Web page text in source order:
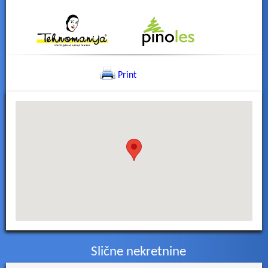
Print
Slične nekretnine